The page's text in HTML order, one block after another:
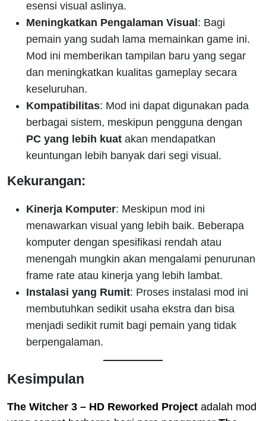
esensi visual aslinya.
Meningkatkan Pengalaman Visual: Bagi
pemain yang sudah lama memainkan game ini.
Mod ini memberikan tampilan baru yang segar
dan meningkatkan kualitas gameplay secara
keseluruhan.
Kompatibilitas: Mod ini dapat digunakan pada
berbagai sistem, meskipun pengguna dengan
PC yang lebih kuat akan mendapatkan
keuntungan lebih banyak dari segi visual.
Kekurangan:
Kinerja Komputer: Meskipun mod ini
menawarkan visual yang lebih baik. Beberapa
komputer dengan spesifikasi rendah atau
menengah mungkin akan mengalami penurunan
frame rate atau kinerja yang lebih lambat.
Instalasi yang Rumit: Proses instalasi mod ini
membutuhkan sedikit usaha ekstra dan bisa
menjadi sedikit rumit bagi pemain yang tidak
berpengalaman.
Kesimpulan
The Witcher 3 – HD Reworked Project adalah mod